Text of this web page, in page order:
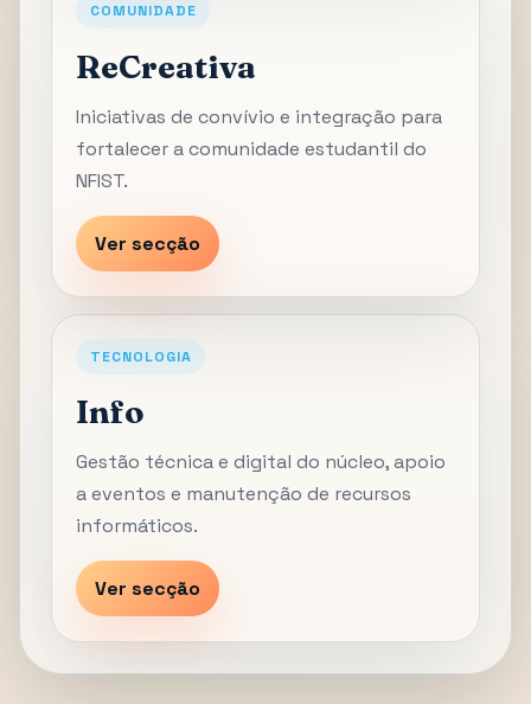
COMUNIDADE
ReCreativa
Iniciativas de convívio e integração para
fortalecer a comunidade estudantil do
NFIST.
Ver secção
TECNOLOGIA
Info
Gestão técnica e digital do núcleo, apoio
a eventos e manutenção de recursos
informáticos.
Ver secção